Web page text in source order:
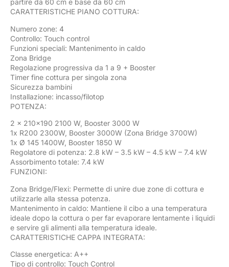
partire da 60 cm e base da 60 cm
CARATTERISTICHE PIANO COTTURA:
Numero zone: 4
Controllo: Touch control
Funzioni speciali: Mantenimento in caldo
Zona Bridge
Regolazione progressiva da 1 a 9 + Booster
Timer fine cottura per singola zona
Sicurezza bambini
Installazione: incasso/filotop
POTENZA:
2 x 210×190 2100 W, Booster 3000 W
1x R200 2300W, Booster 3000W (Zona Bridge 3700W)
1x Ø 145 1400W, Booster 1850 W
Regolatore di potenza: 2.8 kW – 3.5 kW – 4.5 kW – 7.4 kW
Assorbimento totale: 7.4 kW
FUNZIONI:
Zona Bridge/Flexi: Permette di unire due zone di cottura e
utilizzarle alla stessa potenza.
Mantenimento in caldo: Mantiene il cibo a una temperatura
ideale dopo la cottura o per far evaporare lentamente i liquidi
e servire gli alimenti alla temperatura ideale.
CARATTERISTICHE CAPPA INTEGRATA:
Classe energetica: A++
Tipo di controllo: Touch Control